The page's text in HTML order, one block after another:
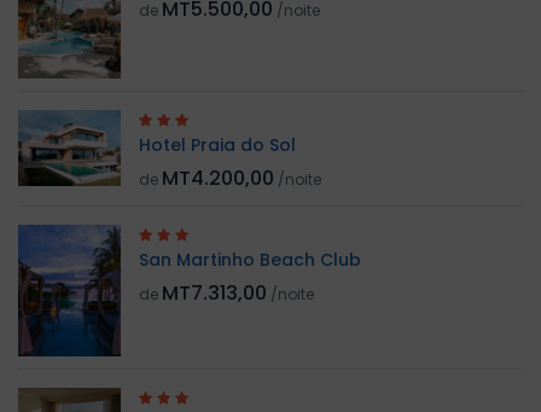
de MT5.500,00 /noite
Hotel Praia do Sol
de MT4.200,00 /noite
San Martinho Beach Club
de MT7.313,00 /noite